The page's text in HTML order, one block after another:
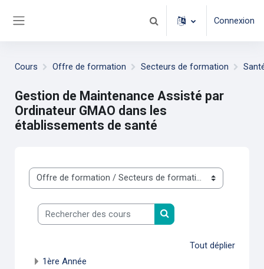
Activer/désactiver la saisie
Connexion
Cours Offre de formation Secteurs de formation
Gestion de Maintenance Assisté par
Ordinateur GMAO dans les
établissements de santé
Catégories de cours
Rechercher des cours
Rechercher des cours
Tout déplier
1ère Année